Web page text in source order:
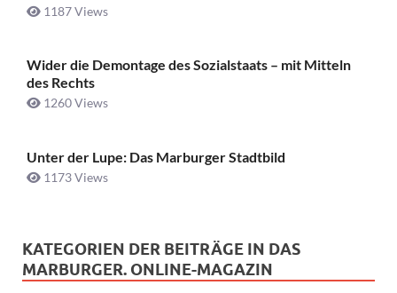
1187 Views
Wider die Demontage des Sozialstaats – mit Mitteln
des Rechts
1260 Views
Unter der Lupe: Das Marburger Stadtbild
1173 Views
KATEGORIEN DER BEITRÄGE IN DAS
MARBURGER. ONLINE-MAGAZIN